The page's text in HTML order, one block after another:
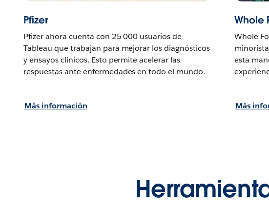
Pfizer
Pfizer ahora cuenta con 25 000 usuarios de
Tableau que trabajan para mejorar los diagnósticos
y ensayos clínicos. Esto permite acelerar las
respuestas ante enfermedades en todo el mundo.
Más información
Whole
Whole
esta
Más